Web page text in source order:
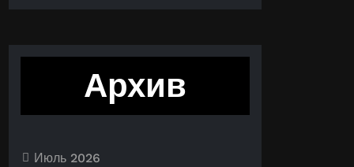
Архив
Июль 2026